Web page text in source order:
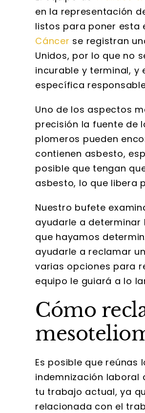
en la representación
listos para poner esta
Cáncer se registran
Unidos, por lo que no
incurable y terminal, y
específica
Uno de los aspectos
precisión la fuente de
plomeros pueden
contienen asbesto,
posible que tengan
asbesto, lo que libera
Nuestro bufete
ayudarle a
que hayamos
ayudarle a reclamar
varias opciones para
equipo le guiará a lo
Cómo
Es posible que
indemnización laboral
tu trabajo actual, ya
relacionada con el